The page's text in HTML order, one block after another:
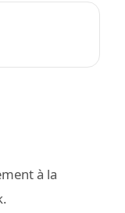
à la